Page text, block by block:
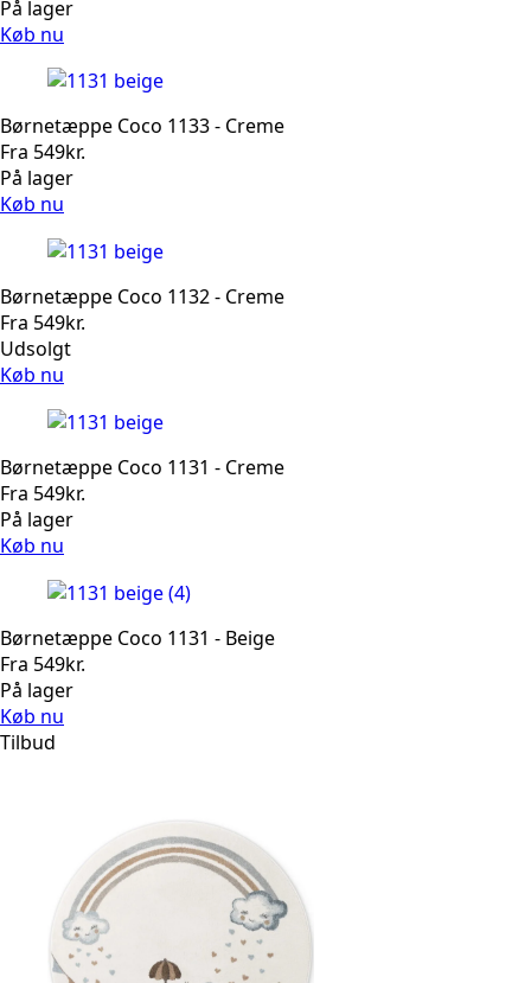
På lager
Køb nu
Børnetæppe Coco 1133 - Creme
Fra 549kr.
På lager
Køb nu
Børnetæppe Coco 1132 - Creme
Fra 549kr.
Udsolgt
Køb nu
Børnetæppe Coco 1131 - Creme
Fra 549kr.
På lager
Køb nu
Børnetæppe Coco 1131 - Beige
Fra 549kr.
På lager
Køb nu
Tilbud